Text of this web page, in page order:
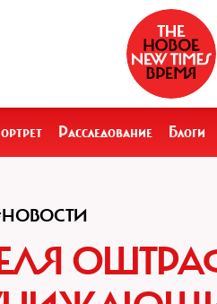
Расследование Блоги